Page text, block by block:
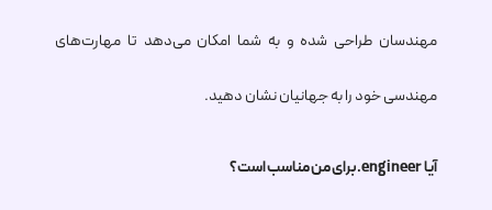
مهندسان طراحی شده و به شما امکان می‌دهد تا مهارت‌های
مهندسی خود را به جهانیان نشان دهید.
آیا.engineerبرای من مناسب است؟